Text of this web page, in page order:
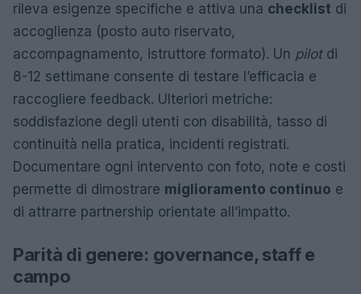
rileva esigenze specifiche e attiva una checklist di
accoglienza (posto auto riservato,
accompagnamento, istruttore formato). Un pilotdi
8-12 settimane consente di testare l’efficacia e
raccogliere feedback. Ulteriori metriche:
soddisfazione degli utenti con disabilità, tasso di
continuità nella pratica, incidenti registrati.
Documentare ogni intervento con foto, note e costi
permette di dimostrare miglioramento continuo e
di attrarre partnership orientate all’impatto.
Parità di genere: governance, staff e
campo